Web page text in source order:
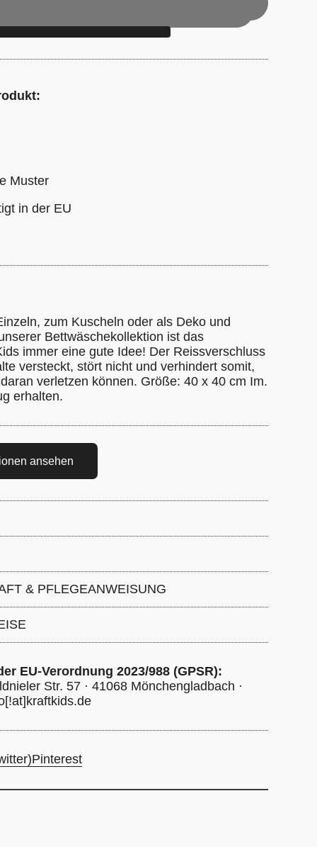
Muster
in der EU
zum Kuscheln oder als Deko und
Bettwäschekollektion ist das
immer eine gute Idee! Der Reissverschluss
versteckt, stört nicht und verhindert somit,
verletzen können. Größe: 40 x 40 cm Im.
erhalten.
ansehen
& PFLEGEANWEISUNG
Bleichen nicht erlaubt, nicht im
EU-Verordnung 2023/988 (GPSR):
Str. 57 · 41068 Mönchengladbach ·
Pinterest